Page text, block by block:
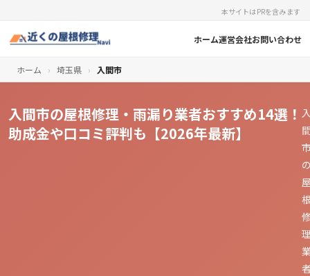
本サイトはPRを含みます
ホーム運営会社お問い合わせ
ホーム › 埼玉県 › 入間市
入間市の屋根修理・雨漏り業者おすすめ14選！
助成金や口コミ評判も【2026年最新】